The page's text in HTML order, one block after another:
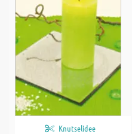
Knutselidee